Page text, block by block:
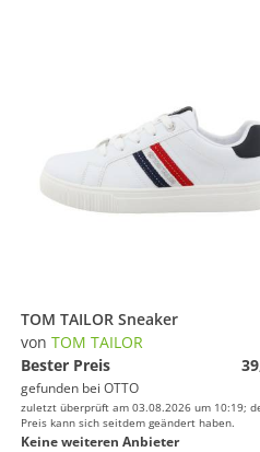
TOM TAILOR Sneaker
von TOM TAILOR
Bester Preis
gefunden bei OTTO
zuletzt überprüft am 03.08.2026 um 10:19;
Preis kann sich seitdem geändert haben.
Keine weiteren Anbieter